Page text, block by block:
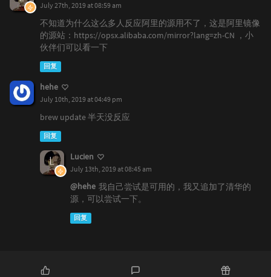
July 27th, 2019 at 08:59 am
不知道为什么这么多人反应阿里的源用不了，这是阿里镜像
的源站：https://opsx.alibaba.com/mirror?lang=zh-CN ，小
伙伴们可以看一下
回复
hehe
July 10th, 2019 at 04:49 pm
brew update 半天没反应
回复
Lucien
July 13th, 2019 at 08:45 am
@hehe 我自己尝试是可用的，我又追加了清华的
源，可以尝试一下。
回复